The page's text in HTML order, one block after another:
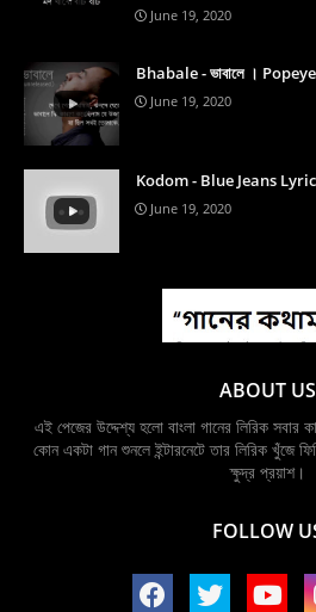
June 19, 2020
Bhabale - ভাবালে ।
June 19, 2020
Kodom - Blue Jeans
June 19, 2020
ABOUT US
এই পেজের উদ্দেশ্য হলো বাংলা গানের লিরিক
কোন একটা গান শুনলে ইন্টারনেটে তার লিরিক খুঁজে
ক্ষুদ্র প্রয়াশ।
FOLLOW